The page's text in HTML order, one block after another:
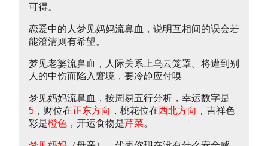
可得。
恋爱中的人梦见妈妈流鼻血，说明互相间的误会若
能澄清则有希望。
梦见老婆流鼻血，人际关系上乌云笼罩。将遭到别
人的中伤而陷入窘境，要冷静应付嗅
梦见妈妈流鼻血，按周易五行分析，幸运数字是
5 ，财位在正东方向 ，桃花位在西北方向 ，吉祥色
彩是橙色 ，开运食物是芹菜。